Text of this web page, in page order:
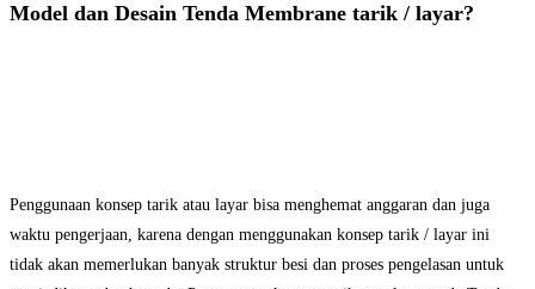
Model dan Desain Tenda Membrane tarik / layar?
Penggunaan konsep tarik atau layar bisa menghemat anggaran dan juga
waktu pengerjaan, karena dengan menggunakan konsep tarik / layar ini
tidak akan memerlukan banyak struktur besi dan proses pengelasan untuk